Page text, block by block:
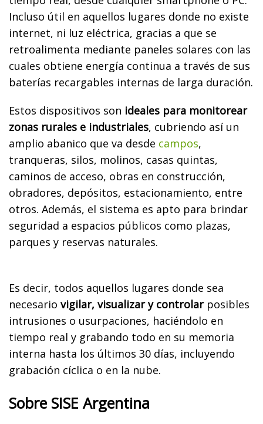
Incluso útil en aquellos lugares donde no existe
internet, ni luz eléctrica, gracias a que se
retroalimenta mediante paneles solares con las
cuales obtiene energía continua a través de sus
baterías recargables internas de larga duración.
Estos dispositivos son ideales para monitorear
zonas rurales e industriales, cubriendo así un
amplio abanico que va desde campos,
tranqueras, silos, molinos, casas quintas,
caminos de acceso, obras en construcción,
obradores, depósitos, estacionamiento, entre
otros. Además, el sistema es apto para brindar
seguridad a espacios públicos como plazas,
parques y reservas naturales.
Es decir, todos aquellos lugares donde sea
necesario vigilar, visualizar y controlarposibles
intrusiones o usurpaciones, haciéndolo en
tiempo real y grabando todo en su memoria
interna hasta los últimos 30 días, incluyendo
grabación cíclica o en la nube.
Sobre SISE Argentina